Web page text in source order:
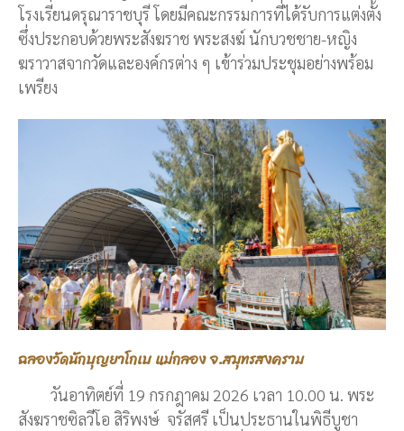
โรงเรียนดรุณาราชบุรี โดยมีคณะกรรมการที่ได้รับการแต่งตั้ง
ซึ่งประกอบด้วยพระสังฆราช พระสงฆ์ นักบวชชาย-หญิง
ฆราวาสจากวัดและองค์กรต่าง ๆ เข้าร่วมประชุมอย่างพร้อม
เพรียง
ฉลองวัดนักบุญยาโกเบ แม่กลอง จ.สมุทรสงคราม
วันอาทิตย์ที่ 19 กรกฎาคม 2026 เวลา 10.00 น. พระ
สังฆราชซิลวีโอ สิริพงษ์ จรัสศรี เป็นประธานในพิธีบูชา